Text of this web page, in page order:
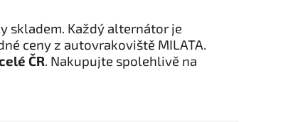
skladem. Každý alternátor je
ceny z autovrakoviště MILATA.
ČR. Nakupujte spolehlivě na